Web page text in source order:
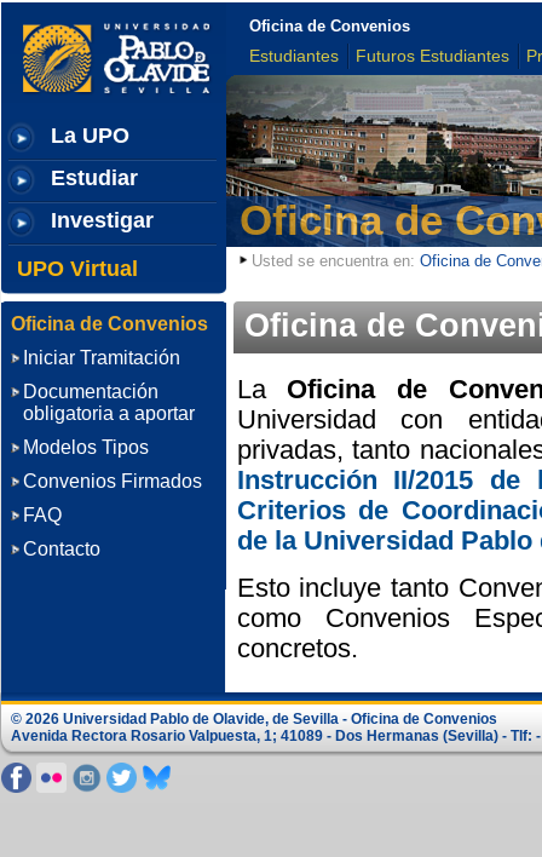
La UPO
Estudiar
Investigar
UPO Virtual
Oficina de Convenios
Estudiantes Futuros Estudiantes
Oficina de
Usted se encuentra en: Oficina de
Oficina de
La Oficina de
Universidad con
privadas, tanto
Instrucción II/2015
Criterios de
de la Universidad Pablo
Esto incluye tanto
como Convenios
concretos.
Oficina de Convenios
Iniciar Tramitación
Documentación
obligatoria a aportar
Modelos Tipos
Convenios Firmados
FAQ
Contacto
© 2026 Universidad Pablo de Olavide, de Sevilla - Oficina de Convenios
Avenida Rectora Rosario Valpuesta, 1; 41089 - Dos Hermanas (Sevilla) - Tlf: -